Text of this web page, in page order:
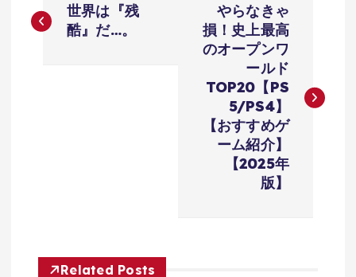
稿
世界は『残
酷』だ…。
やらなきゃ
損！史上最高
のオープンワ
ールド
TOP20【PS
5/PS4】
【おすすめゲ
ーム紹介】
【2025年
版】
Related Posts